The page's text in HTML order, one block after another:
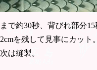
まで約30秒、背びれ部分
2cmを残して見事にカット
次は縫製。